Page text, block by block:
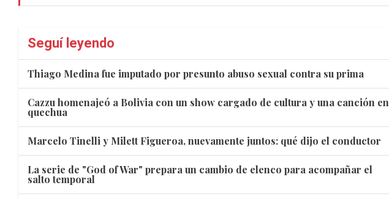
Seguí leyendo
Thiago Medina fue imputado por presunto abuso sexual contra su prima
Cazzu homenajeó a Bolivia con un show cargado de cultura y una canción en
quechua
Marcelo Tinelli y Milett Figueroa, nuevamente juntos: qué dijo el conductor
La serie de "God of War" prepara un cambio de elenco para acompañar el
salto temporal